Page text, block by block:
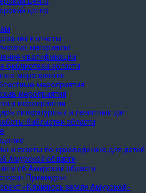
центр
и отчеты
материалы
квалификации
библиотеки области
мероприятия
мероприятия
мероприятий
мероприятий
литературных и памятных дат
библиотек области
и газеты по краеведению для детей
Амурской области
об Амурской области
Приамурья
«Кланяюсь земле Амурской»